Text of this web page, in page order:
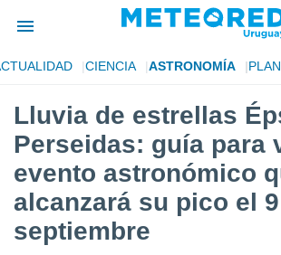
de
ha
para
la
que se
calidad.
a este
CIENCIA ASTRONOMÍA
Lluvia de estrellas
Perseidas: guía para
evento astronómico
alcanzará su pico el
septiembre